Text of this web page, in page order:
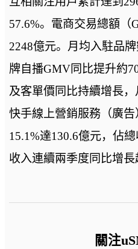
57.6%。電商交易總額（
2248億元。月均入駐品
牌自播GMV同比提升約
及客單價同比持續增長，
快手線上營銷服務（廣
15.1%達130.6億元，佔
收入連續兩季度同比增長
關注